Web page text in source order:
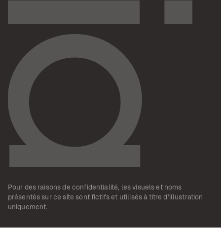
Pour des raisons de confidentialité, les visuels et noms
présentés sur ce site sont fictifs et utilisés à titre d'illustration
uniquement.